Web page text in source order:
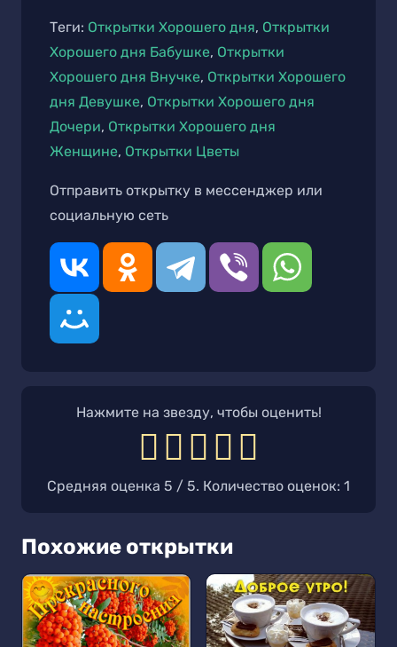
Теги: Открытки Хорошего дня, Открытки
Хорошего дня Бабушке, Открытки
Хорошего дня Внучке, Открытки Хорошего
дня Девушке, Открытки Хорошего дня
Дочери, Открытки Хорошего дня
Женщине, Открытки Цветы
Отправить открытку в мессенджер или
социальную сеть
Нажмите на звезду, чтобы оценить!
Средняя оценка 5 / 5. Количество оценок: 1
Похожие открытки